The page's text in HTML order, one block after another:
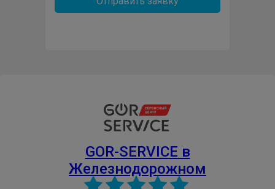
GOR-SERVICE в
Железнодорожном